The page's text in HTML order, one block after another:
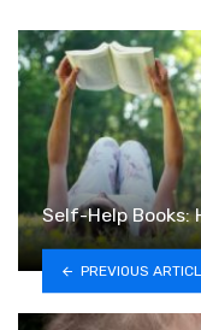
Self-Help Books:
PREVIOUS